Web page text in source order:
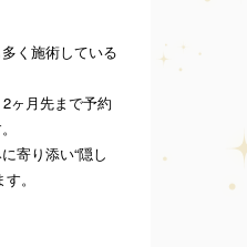
く施術している
ヶ月先まで予約
寄り添い“隠し
。